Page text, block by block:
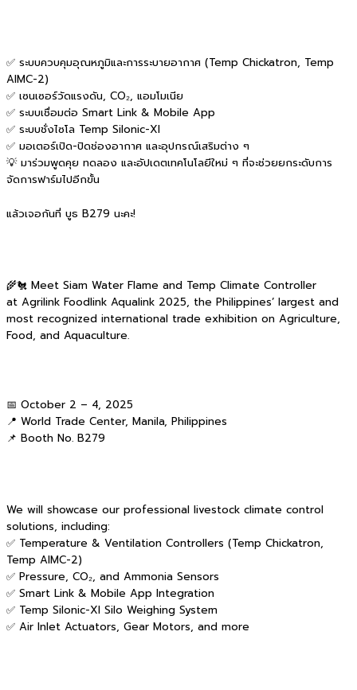
✅ ระบบควบคุมอุณหภูมิและการระบายอากาศ (Temp Chickatron, Temp
AIMC-2)
✅ เซนเซอร์วัดแรงดัน, CO₂, แอมโมเนีย
✅ ระบบเชื่อมต่อ Smart Link & Mobile App
✅ ระบบชั่งไซโล Temp Silonic-XI
✅ มอเตอร์เปิด-ปิดช่องอากาศ และอุปกรณ์เสริมต่าง ๆ
💡 มาร่วมพูดคุย ทดลอง และอัปเดตเทคโนโลยีใหม่ ๆ ที่จะช่วยยกระดับการ
จัดการฟาร์มไปอีกขั้น
แล้วเจอกันที่ บูธ B279 นะคะ!
🌾🐔 Meet Siam Water Flame and Temp Climate Controller
at Agrilink Foodlink Aqualink 2025, the Philippines’ largest and
most recognized international trade exhibition on Agriculture,
Food, and Aquaculture.
📅 October 2 – 4, 2025
📍 World Trade Center, Manila, Philippines
📌 Booth No. B279
We will showcase our professional livestock climate control
solutions, including:
✅ Temperature & Ventilation Controllers (Temp Chickatron,
Temp AIMC-2)
✅ Pressure, CO₂, and Ammonia Sensors
✅ Smart Link & Mobile App Integration
✅ Temp Silonic-XI Silo Weighing System
✅ Air Inlet Actuators, Gear Motors, and more